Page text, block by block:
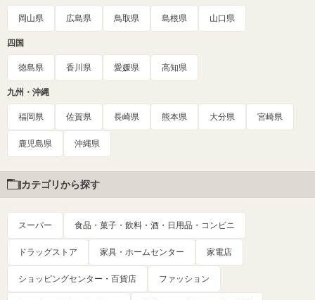
岡山県 広島県 鳥取県 島根県 山口県
四国
徳島県 香川県 愛媛県 高知県
九州・沖縄
福岡県 佐賀県 長崎県 熊本県 大分県 宮崎県
鹿児島県 沖縄県
カテゴリから探す
スーパー 食品・菓子・飲料・酒・日用品・コンビニ
ドラッグストア 家具・ホームセンター 家電店
ショッピングセンター・百貨店 ファッション